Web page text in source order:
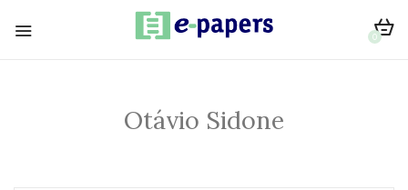
0
Otávio Sidone